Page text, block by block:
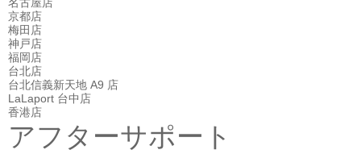
名古屋店
京都店
梅田店
神戸店
福岡店
台北店
台北信義新天地 A9 店
LaLaport 台中店
香港店
アフターサポート